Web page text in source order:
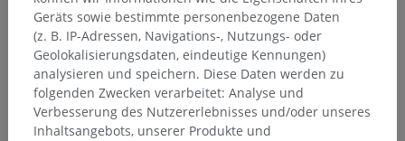
Geräts sowie bestimmte personenbezogene Daten
(z. B. IP-Adressen, Navigations-, Nutzungs- oder
Geolokalisierungsdaten, eindeutige Kennungen)
analysieren und speichern. Diese Daten werden zu
folgenden Zwecken verarbeitet: Analyse und
Verbesserung des Nutzererlebnisses und/oder unseres
Inhaltsangebots, unserer Produkte und